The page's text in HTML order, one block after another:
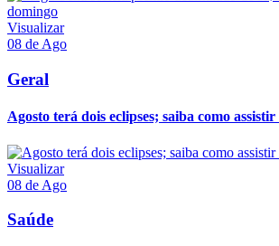
Visualizar
08 de Ago
Geral
Agosto terá dois eclipses; saiba como assistir
Visualizar
08 de Ago
Saúde